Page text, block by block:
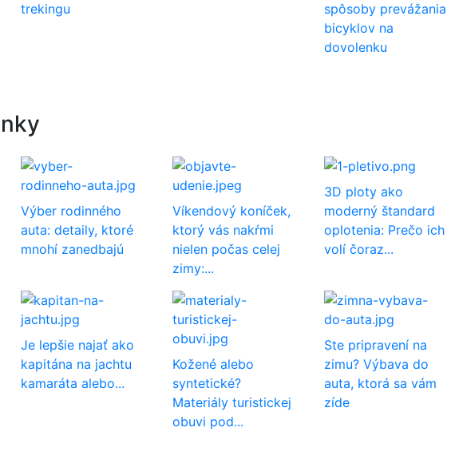
trekingu
spôsoby prevážania
bicyklov na
dovolenku
Výber rodinného
auta: detaily, ktoré
mnohí zanedbajú
Víkendový koníček,
ktorý vás nakŕmi
nielen počas celej
zimy:...
3D ploty ako
moderný štandard
oplotenia: Prečo ich
volí čoraz...
Je lepšie najať ako
kapitána na jachtu
kamaráta alebo...
Kožené alebo
syntetické?
Materiály turistickej
obuvi pod...
Ste pripravení na
zimu? Výbava do
auta, ktorá sa vám
zíde